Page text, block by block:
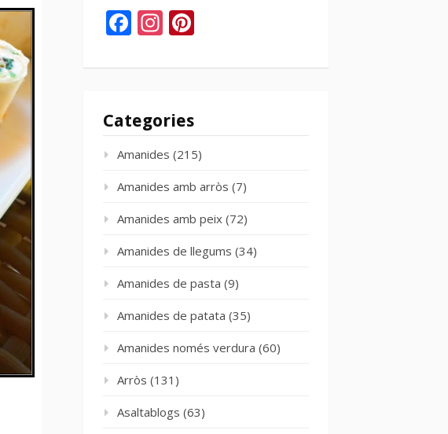
Facebook
Instagram
Categories
Amanides (215)
Amanides amb arròs (7)
Amanides amb peix (72)
Amanides de llegums (34)
Amanides de pasta (9)
Amanides de patata (35)
Amanides només verdura (60)
Arròs (131)
Asaltablogs (63)